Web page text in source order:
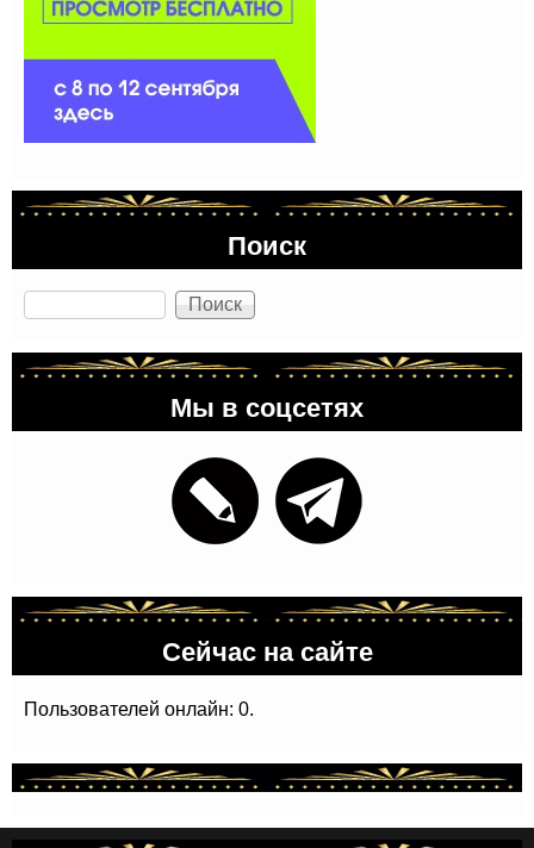
Поиск
Поиск
Мы в соцсетях
Сейчас на сайте
Пользователей онлайн: 0.